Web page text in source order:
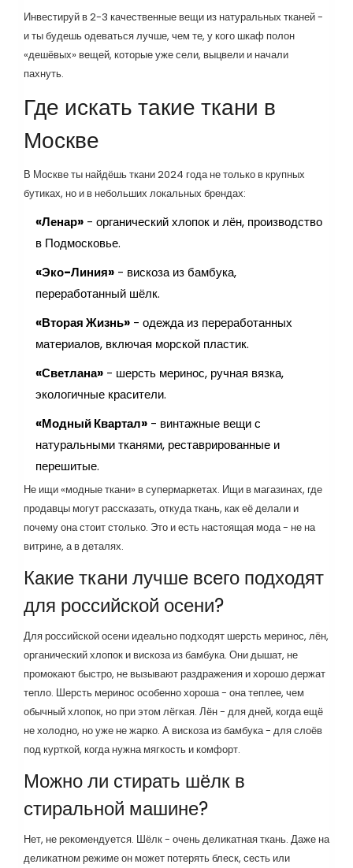
Инвестируй в 2-3 качественные вещи из натуральных тканей -
и ты будешь одеваться лучше, чем те, у кого шкаф полон
«дешёвых» вещей, которые уже сели, выцвели и начали
пахнуть.
Где искать такие ткани в
Москве
В Москве ты найдёшь ткани 2024 года не только в крупных
бутиках, но и в небольших локальных брендах:
«Ленар» - органический хлопок и лён, производство
в Подмосковье.
«Эко-Линия» - вискоза из бамбука,
переработанный шёлк.
«Вторая Жизнь» - одежда из переработанных
материалов, включая морской пластик.
«Светлана» - шерсть меринос, ручная вязка,
экологичные красители.
«Модный Квартал» - винтажные вещи с
натуральными тканями, реставрированные и
перешитые.
Не ищи «модные ткани» в супермаркетах. Ищи в магазинах, где
продавцы могут рассказать, откуда ткань, как её делали и
почему она стоит столько. Это и есть настоящая мода - не на
витрине, а в деталях.
Какие ткани лучше всего подходят
для российской осени?
Для российской осени идеально подходят шерсть меринос, лён,
органический хлопок и вискоза из бамбука. Они дышат, не
промокают быстро, не вызывают раздражения и хорошо держат
тепло. Шерсть меринос особенно хороша - она теплее, чем
обычный хлопок, но при этом лёгкая. Лён - для дней, когда ещё
не холодно, но уже не жарко. А вискоза из бамбука - для слоёв
под курткой, когда нужна мягкость и комфорт.
Можно ли стирать шёлк в
стиральной машине?
Нет, не рекомендуется. Шёлк - очень деликатная ткань. Даже на
деликатном режиме он может потерять блеск, сесть или